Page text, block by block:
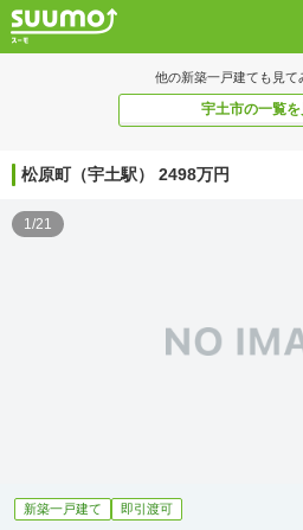
他の新築一戸建ても見て
宇土市の一覧を
松原町（宇土駅） 2498万円
1/21
新築一戸建て 即引渡可